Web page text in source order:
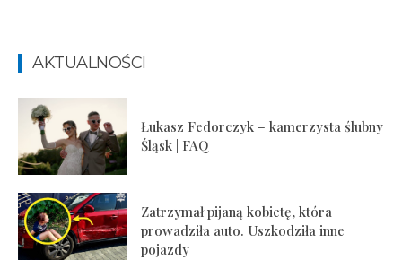
AKTUALNOŚCI
Łukasz Fedorczyk – kamerzysta ślubny
Śląsk | FAQ
Zatrzymał pijaną kobietę, która
prowadziła auto. Uszkodziła inne
pojazdy